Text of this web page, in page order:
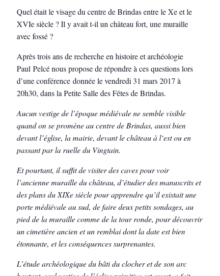
Quel était le visage du centre de Brindas entre le Xe et le
XVIe siècle ? Il y avait t-il un château fort, une muraille
avec fossé ?
Après trois ans de recherche en histoire et archéologie
Paul Pelcé nous propose de répondre à ces questions lors
d’une conférence donnée le vendredi 31 mars 2017 à
20h30, dans la Petite Salle des Fêtes de Brindas.
Aucun vestige de l’époque médiévale ne semble visible
quand on se promène au centre de Brindas, aussi bien
devant l’église, la mairie, devant le château à l‘est ou en
passant par la ruelle du Vingtain.
Et pourtant, il suffit de visiter des caves pour voir
l’ancienne muraille du château, d’étudier des manuscrits et
des plans du XIXe siècle pour apprendre qu’il existait une
porte médiévale au sud, de faire deux petits sondages, au
pied de la muraille comme de la tour ronde, pour découvrir
un cimetière ancien et un remblai dont la date est bien
étonnante, et les conséquences surprenantes.
L’étude archéologique du bâti du clocher et de son arc